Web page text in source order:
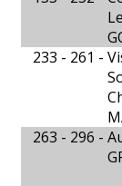
233 - 261 -
263 - 296 -